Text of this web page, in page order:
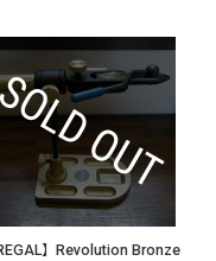
REGAL】Revolution Bronze